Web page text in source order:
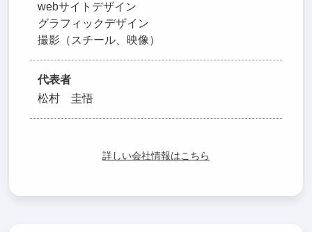
webサイトデザイン
グラフィックデザイン
撮影（スチール、映像）
代表者
松村 圭悟
詳しい会社情報はこちら